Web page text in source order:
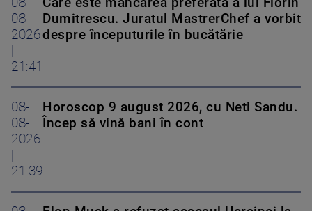
08-
2026
21:41
Dumitrescu. Juratul MastrerChef a vorbit
despre începuturile în bucătărie
08-
08-
2026
21:39
Horoscop 9 august 2026, cu Neti Sandu.
Încep să vină bani în cont